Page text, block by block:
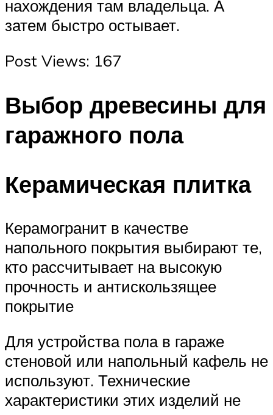
нахождения там владельца. А
затем быстро остывает.
Post Views: 167
Выбор древесины для
гаражного пола
Керамическая плитка
Керамогранит в качестве
напольного покрытия выбирают те,
кто рассчитывает на высокую
прочность и антискользящее
покрытие
Для устройства пола в гараже
стеновой или напольный кафель не
используют. Технические
характеристики этих изделий не